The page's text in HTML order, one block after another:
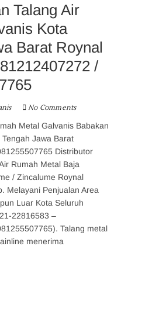
Talang Air
Kota
Barat Roynal
/
No Comments
Metal Galvanis Babakan
Jawa Barat
Distributor
Rumah Metal Baja
/ Zincalume Roynal
Melayani Penjualan Area
Luar Kota Seluruh
22816583 –
Talang metal
menerima